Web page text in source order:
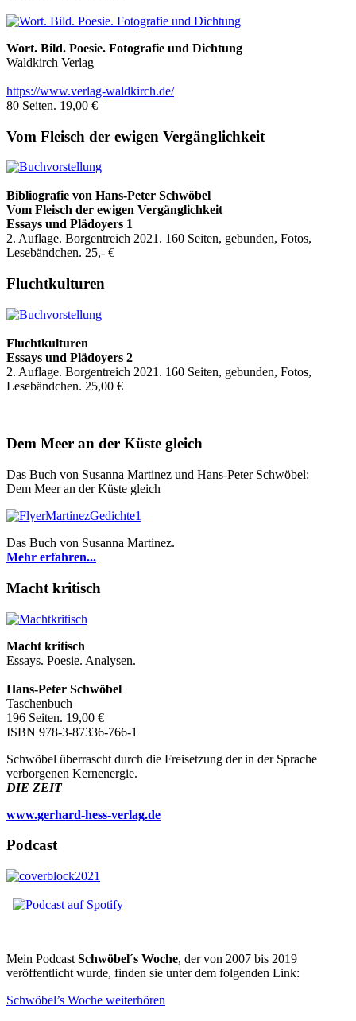
Wort. Bild. Poesie. Fotografie und Dichtung
Waldkirch Verlag
https://www.verlag-waldkirch.de/
80 Seiten. 19,00 €
Vom Fleisch der ewigen Vergänglichkeit
Bibliografie von Hans-Peter Schwöbel
Vom Fleisch der ewigen Vergänglichkeit
Essays und Plädoyers 1
2. Auflage. Borgentreich 2021. 160 Seiten, gebunden, Fotos,
Lesebändchen. 25,- €
Fluchtkulturen
Fluchtkulturen
Essays und Plädoyers 2
2. Auflage. Borgentreich 2021. 160 Seiten, gebunden, Fotos,
Lesebändchen. 25,00 €
Dem Meer an der Küste gleich
Das Buch von Susanna Martinez und Hans-Peter Schwöbel:
Dem Meer an der Küste gleich
Das Buch von Susanna Martinez.
Mehr erfahren...
Macht kritisch
Macht kritisch
Essays. Poesie. Analysen.
Hans-Peter Schwöbel
Taschenbuch
196 Seiten. 19,00 €
ISBN 978-3-87336-766-1
Schwöbel überrascht durch die Freisetzung der in der Sprache
verborgenen Kernenergie.
DIE ZEIT
www.gerhard-hess-verlag.de
Podcast
Mein Podcast Schwöbel´s Woche, der von 2007 bis 2019
veröffentlicht wurde, finden sie unter dem folgenden Link:
Schwöbel’s Woche weiterhören